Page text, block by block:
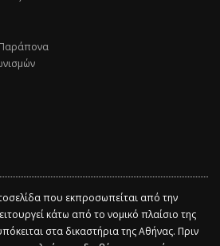
Παράπονα
που εκπροσωπείται από την
κάτω από το νομικό πλαίσιο της
στα δικαστήρια της Αθήνας. Πριν